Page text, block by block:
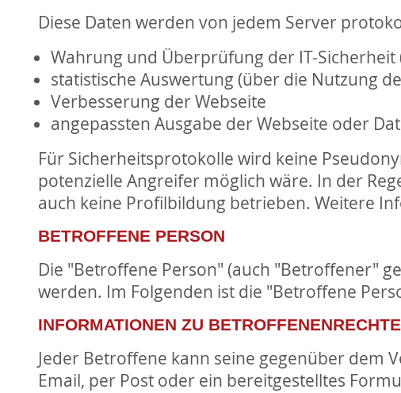
Diese Daten werden von jedem Server
Wahrung und Überprüfung der IT-
statistische Auswertung (über die Nutzung
Verbesserung der Webseite
angepassten Ausgabe der Webseite oder
Für Sicherheitsprotokolle wird keine
potenzielle Angreifer möglich wäre. In der
auch keine Profilbildung betrieben. Weitere
BETROFFENE PERSON
Die "Betroffene Person" (auch "Betroffener"
werden. Im Folgenden ist die "Betroffene
INFORMATIONEN ZU
Jeder Betroffene kann seine gegenüber dem
Email, per Post oder ein bereitgestelltes